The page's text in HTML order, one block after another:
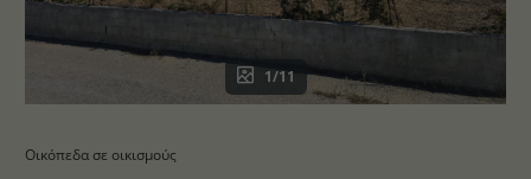
1/11
Οικόπεδα σε οικισμούς